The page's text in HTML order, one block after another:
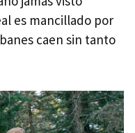
es mancillado por
caen sin tanto